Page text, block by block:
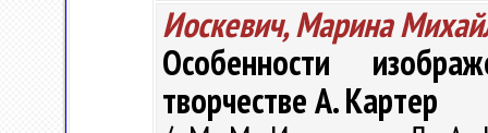
Иоскевич, Марина
Особенности
творчестве А. Картер